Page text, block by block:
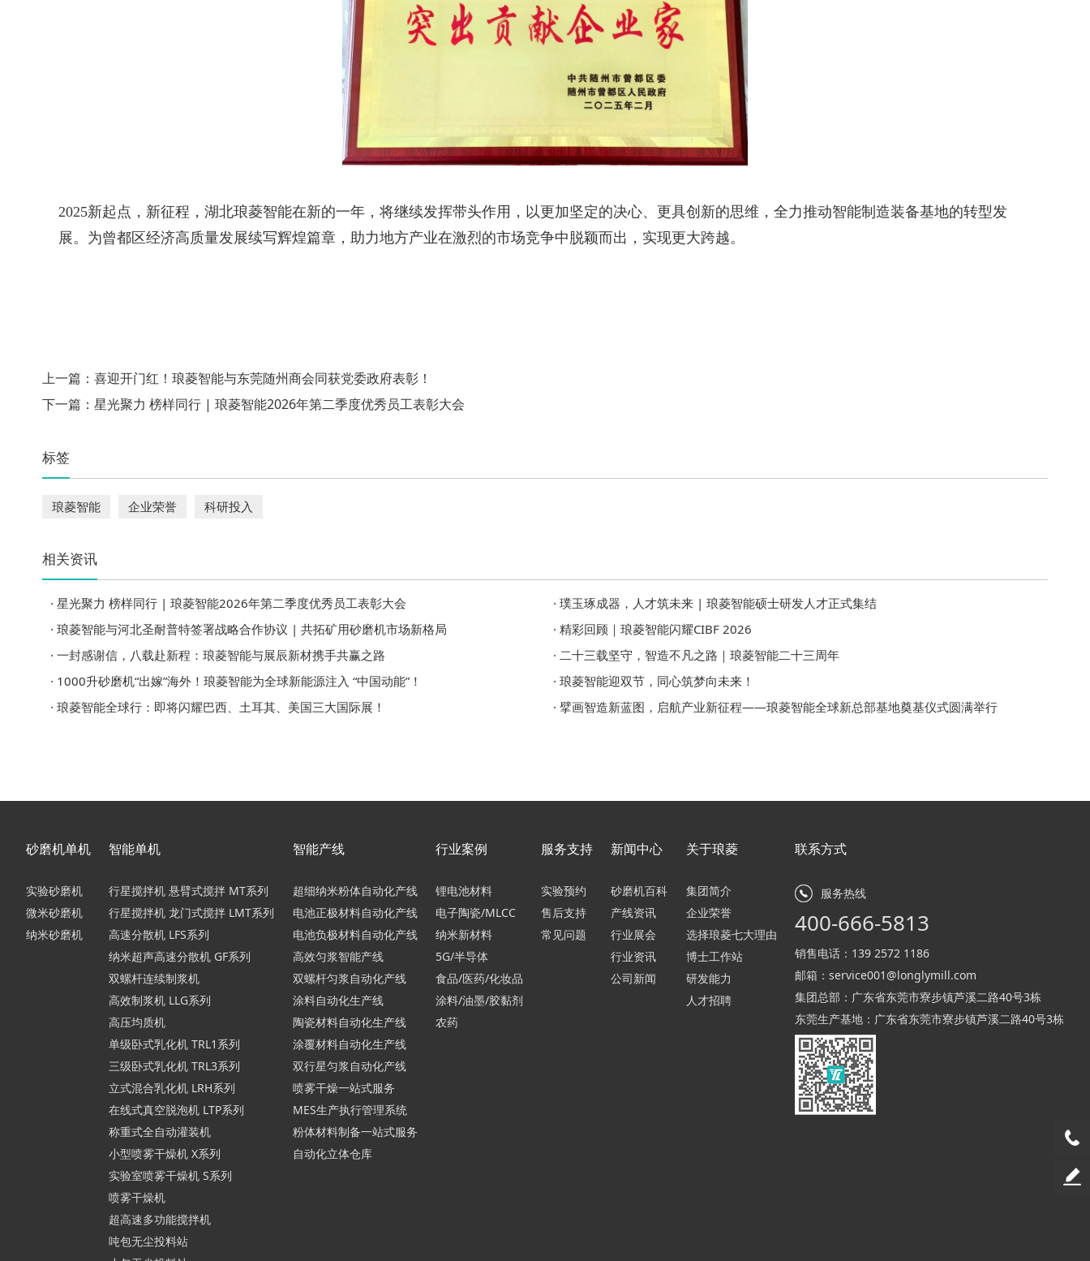
2025新起点，新征程，湖北琅菱智能在新的一年，将继续发挥带头作用，以更加坚定的决心、更具创新的思维，全力推动智能制造装备基地的转型发
展。为曾都区经济高质量发展续写辉煌篇章，助力地方产业在激烈的市场竞争中脱颖而出，实现更大跨越。
上一篇： 喜迎开门红！琅菱智能与东莞随州商会同获党委政府表彰！
下一篇： 星光聚力 榜样同行 | 琅菱智能2026年第二季度优秀员工表彰大会
标签
琅菱智能 企业荣誉 科研投入
相关资讯
· 星光聚力 榜样同行 | 琅菱智能2026年第二季度优秀员工表彰大会
· 璞玉琢成器，人才筑未来 | 琅菱智能硕士研发人才正式集结
· 琅菱智能与河北圣耐普特签署战略合作协议 | 共拓矿用砂磨机市场新格局
· 精彩回顾｜琅菱智能闪耀CIBF 2026
· 一封感谢信，八载赴新程：琅菱智能与展辰新材携手共赢之路
· 二十三载坚守，智造不凡之路｜琅菱智能二十三周年
· 1000升砂磨机“出嫁”海外！琅菱智能为全球新能源注入 “中国动能”！
· 琅菱智能迎双节，同心筑梦向未来！
· 琅菱智能全球行：即将闪耀巴西、土耳其、美国三大国际展！
· 擘画智造新蓝图，启航产业新征程——琅菱智能全球新总部基地奠基仪式圆满举行
砂磨机单机
实验砂磨机
微米砂磨机
纳米砂磨机
智能单机
行星搅拌机 悬臂式搅拌 MT系列
行星搅拌机 龙门式搅拌 LMT系列
高速分散机 LFS系列
纳米超声高速分散机 GF系列
双螺杆连续制浆机
高效制浆机 LLG系列
高压均质机
单级卧式乳化机 TRL1系列
三级卧式乳化机 TRL3系列
立式混合乳化机 LRH系列
在线式真空脱泡机 LTP系列
称重式全自动灌装机
小型喷雾干燥机 X系列
实验室喷雾干燥机 S系列
喷雾干燥机
超高速多功能搅拌机
吨包无尘投料站
智能产线
超细纳米粉体自动化产线
电池正极材料自动化产线
电池负极材料自动化产线
高效匀浆智能产线
双螺杆匀浆自动化产线
涂料自动化生产线
陶瓷材料自动化生产线
涂覆材料自动化生产线
双行星匀浆自动化产线
喷雾干燥一站式服务
MES生产执行管理系统
粉体材料制备一站式服务
自动化立体仓库
行业案例
锂电池材料
电子陶瓷/MLCC
纳米新材料
5G/半导体
食品/医药/化妆品
涂料/油墨/胶黏剂
农药
服务支持
实验预约
售后支持
常见问题
新闻中心
砂磨机百科
产线资讯
行业展会
行业资讯
公司新闻
关于琅菱
集团简介
企业荣誉
选择琅菱七大理由
博士工作站
研发能力
人才招聘
联系方式
服务热线
400-666-5813
销售电话： 139 2572 1186
邮箱： service001@longlymill.com
集团总部：广东省东莞市寮步镇芦溪二路40号3栋
东莞生产基地：广东省东莞市寮步镇芦溪二路40号3栋